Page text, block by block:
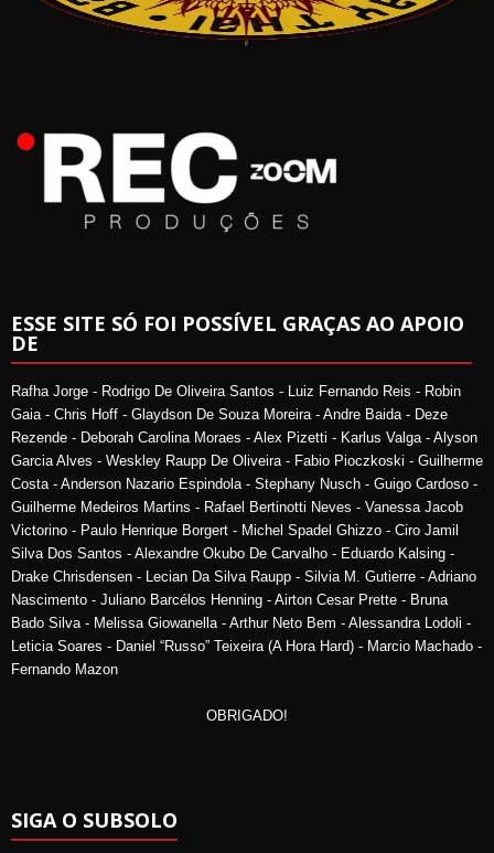
ESSE SITE SÓ FOI POSSÍVEL GRAÇAS AO APOIO
DE
Rafha Jorge - Rodrigo De Oliveira Santos - Luiz Fernando Reis - Robin
Gaia - Chris Hoff - Glaydson De Souza Moreira - Andre Baida - Deze
Rezende - Deborah Carolina Moraes - Alex Pizetti - Karlus Valga - Alyson
Garcia Alves - Weskley Raupp De Oliveira - Fabio Pioczkoski - Guilherme
Costa - Anderson Nazario Espindola - Stephany Nusch - Guigo Cardoso -
Guilherme Medeiros Martins - Rafael Bertinotti Neves - Vanessa Jacob
Victorino - Paulo Henrique Borgert - Michel Spadel Ghizzo - Ciro Jamil
Silva Dos Santos - Alexandre Okubo De Carvalho - Eduardo Kalsing -
Drake Chrisdensen - Lecian Da Silva Raupp - Silvia M. Gutierre - Adriano
Nascimento - Juliano Barcélos Henning - Airton Cesar Prette - Bruna
Bado Silva - Melissa Giowanella - Arthur Neto Bem - Alessandra Lodoli -
Leticia Soares - Daniel “Russo” Teixeira (A Hora Hard) - Marcio Machado -
Fernando Mazon
OBRIGADO!
SIGA O SUBSOLO